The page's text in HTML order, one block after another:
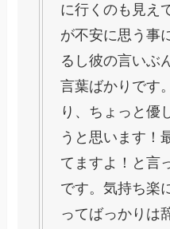
に行くのも見え
が不安に思う事
るし彼の言いぶ
言葉ばかりです
り、ちょっと優
うと思います！
てますよ！と言
です。気持ち楽
ってばっかりは